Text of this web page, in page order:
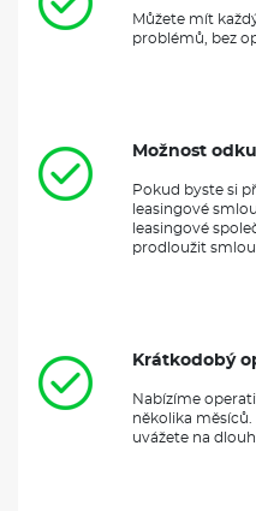
Pojištění skel
světě, který se těší
a výjimečnému jízdnímu
dispozici s širokou paletou
hybridních
podle individuálních potřeb
designem, pokročilými
jejich očekávání a nároky.
Můžete mít
problémů, bez
Možnost
Pokud byste si
leasingové
leasingové
prodloužit
Krátkodobý
Nabízíme
několika měsíců.
uvážete na